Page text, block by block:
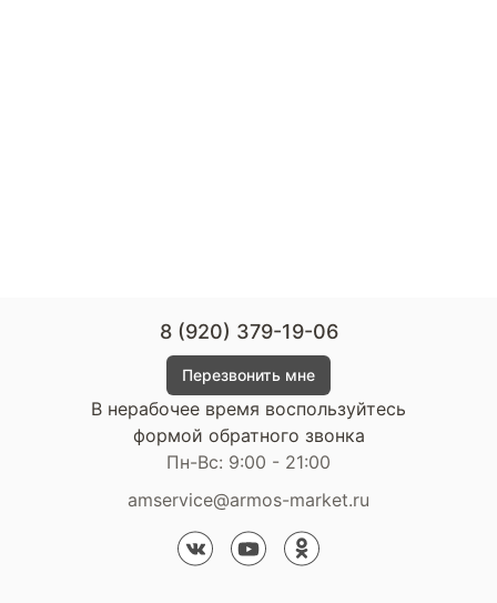
8 (920) 379-19-06
Перезвонить мне
В нерабочее время воспользуйтесь
формой обратного звонка
Пн-Вс: 9:00 - 21:00
amservice@armos-market.ru